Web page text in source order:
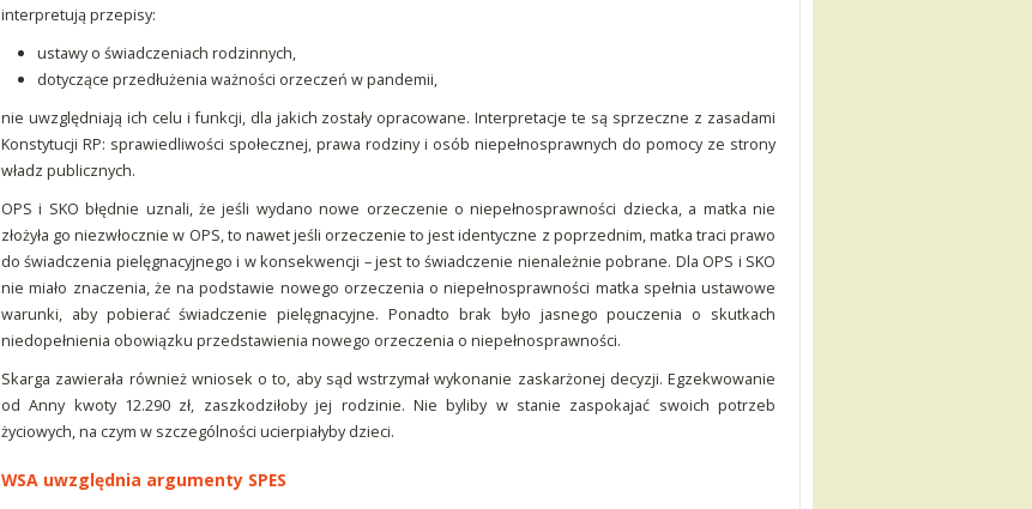
interpretują przepisy:
ustawy o świadczeniach rodzinnych,
dotyczące przedłużenia ważności orzeczeń w pandemii,
nie uwzględniają ich celu i funkcji, dla jakich zostały opracowane. Interpretacje te są sprzeczne z zasadami
Konstytucji RP: sprawiedliwości społecznej, prawa rodziny i osób niepełnosprawnych do pomocy ze strony
władz publicznych.
OPS i SKO błędnie uznali, że jeśli wydano nowe orzeczenie o niepełnosprawności dziecka, a matka nie
złożyła go niezwłocznie w OPS, to nawet jeśli orzeczenie to jest identyczne z poprzednim, matka traci prawo
do świadczenia pielęgnacyjnego i w konsekwencji – jest to świadczenie nienależnie pobrane. Dla OPS i SKO
nie miało znaczenia, że na podstawie nowego orzeczenia o niepełnosprawności matka spełnia ustawowe
warunki, aby pobierać świadczenie pielęgnacyjne. Ponadto brak było jasnego pouczenia o skutkach
niedopełnienia obowiązku przedstawienia nowego orzeczenia o niepełnosprawności.
Skarga zawierała również wniosek o to, aby sąd wstrzymał wykonanie zaskarżonej decyzji. Egzekwowanie
od Anny kwoty 12.290 zł, zaszkodziłoby jej rodzinie. Nie byliby w stanie zaspokajać swoich potrzeb
życiowych, na czym w szczególności ucierpiałyby dzieci.
WSA uwzględnia argumenty SPES